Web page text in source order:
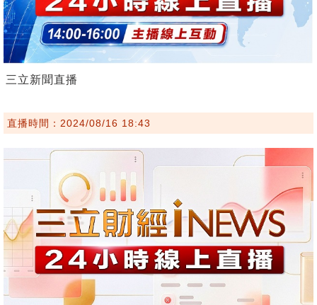
三立新聞直播
直播時間：2024/08/16 18:43